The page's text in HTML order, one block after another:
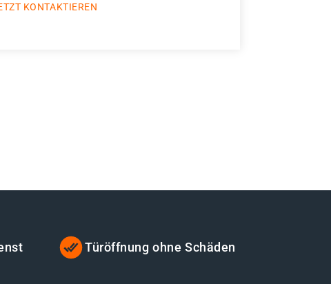
KONTAKTIEREN
Türöffnung ohne Schäden